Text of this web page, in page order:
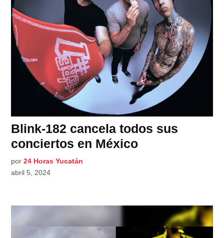
Blink-182 cancela todos sus
conciertos en México
por 24 Horas Yucatán
abril 5, 2024